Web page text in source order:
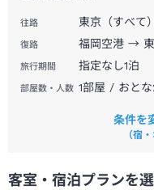
往路 東京（すべて
復路 福岡空港 → 東
部屋数・人数 1部屋 / おと
旅行期間 指定なし1泊
条件を
（宿
客室・宿泊プランを